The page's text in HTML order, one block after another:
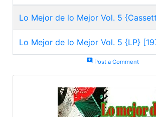
Lo Mejor de lo Mejor Vol. 5
Lo Mejor de lo Mejor Vol. 5 {LP}
add_commentPost a Comment